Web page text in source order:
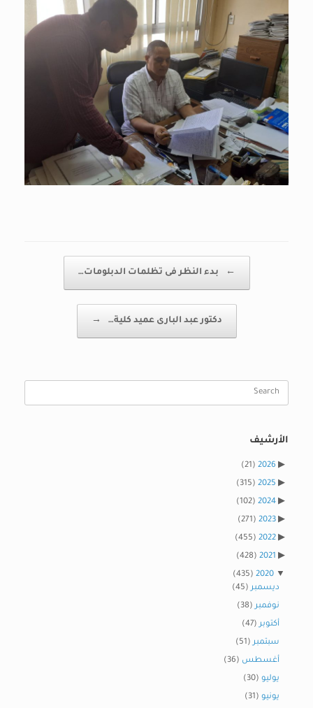
← بدء النظر فى تظلمات الدبلومات…
دكتور عبد البارى عميد كلية… →
Search
الأرشيف
2026
(21)
2025
(315)
2024
(102)
2023
(271)
2022
(455)
2021
(428)
2020
(435)
ديسمبر(45)
نوفمبر(38)
أكتوبر(47)
سبتمبر(51)
أغسطس (36)
يوليو (30)
يونيو (31)